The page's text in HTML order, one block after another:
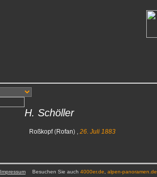
H. Schöller
Roßkopf(Rofan) , 26. Juli 1883
Impressum Besuchen Sie auch 4000er.de alpen-panoramen.de